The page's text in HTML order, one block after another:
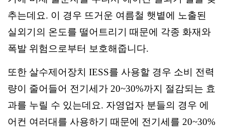
추는데요. 이 경우 뜨거운 여름철 햇볕에 노출된
실외기의 온도를 떨어트리기 때문에 각종 화재와
폭발 위험으로부터 보호해줍니다.
또한 살수제어장치 IESS를 사용할 경우 소비 전력
량이 줄어들어 전기세가 20~30%까지 절감되는 효
과를 누릴 수 있는데요. 자영업자 분들의 경우 에
어컨 여러대를 사용하기 때문에 전기세를 20~30%